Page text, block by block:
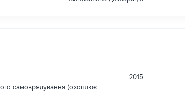
самоврядування (охоплює
2015